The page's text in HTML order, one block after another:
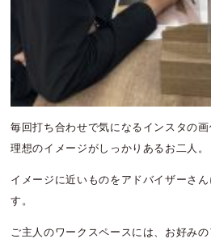
毎回打ち合わせで気になるインスタの画
理想のイメージがしっかりあるお二人。
イメージに近いものをアドバイザーさ
す。
ご主人のワークスペースには、お好み